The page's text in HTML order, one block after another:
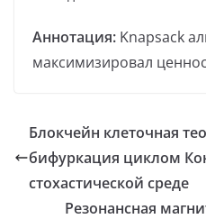
Аннотация: Knapsack
максимизировал
Блокчейн клеточная
бифуркация циклом
стохастической среде
Резонансная